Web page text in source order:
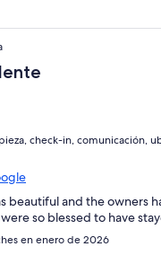
check-in, comunicación,
beautiful and the owners
so blessed to have
en enero de 2026